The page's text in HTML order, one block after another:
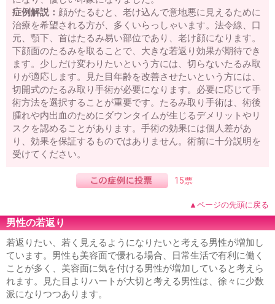
症例解説： 顔がたるむと、老け込んで意地悪に見えるために
治療を希望される方が、多くいらっしゃいます。法令線、口
元、顎下、首はたるみ易い部位であり、老け顔になります。
下顔面のたるみを取ることで、大きな若返り効果が期待でき
ます。少しだけ変わりたいという方には、切らないたるみ取
りが適応します。見た目年齢を改善させたいという方には、
切開式のたるみ取り手術が必要になります。必要に応じて手
術方法を選択することが重要です。たるみ取り手術は、術後
腫れや内出血のためにダウンタイムが生じるデメリットやリ
スクを認めることがあります。手術の効果には個人差があ
り、効果を保証するものではありません。術前に十分説明を
受けてください。
15票
▲ページの先頭に戻る
男性の若返り
若返りたい、若く見えるようになりたいと考える男性が増加し
ています。男性も美容面で優れる場合、日常生活で有利に働く
ことが多く、美容面に気を付ける男性が増加していると考えら
れます。見た目よりハートが大切と考える男性は、徐々に少数
派になりつつあります。